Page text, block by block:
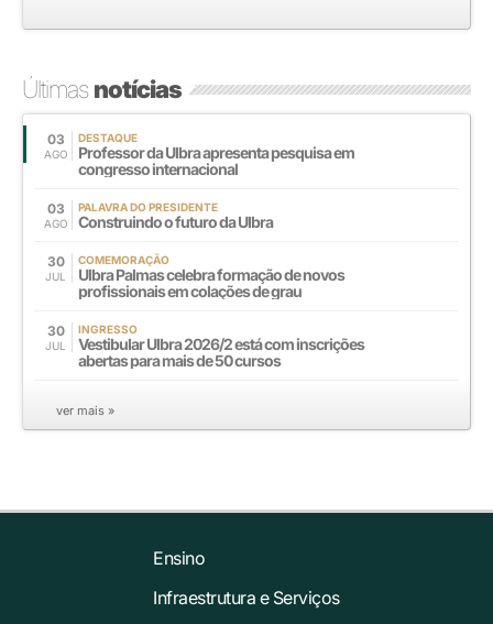
Últimasnotícias
03
AGO
DESTAQUE
Professor da Ulbra apresenta pesquisa em
congresso internacional
03
AGO
PALAVRA DO PRESIDENTE
Construindo o futuro da Ulbra
30
JUL
COMEMORAÇÃO
Ulbra Palmas celebra formação de novos
profissionais em colações de grau
30
JUL
INGRESSO
Vestibular Ulbra 2026/2 está com inscrições
abertas para mais de 50 cursos
ver mais »
Ensino
Infraestrutura e Serviços